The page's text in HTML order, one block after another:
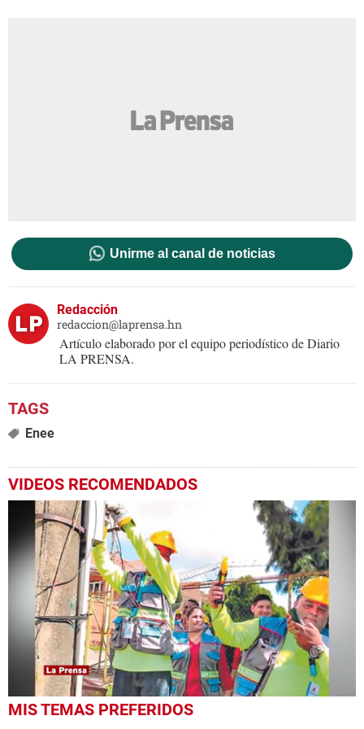
Unirme al canal de noticias
Redacción
redaccion@laprensa.hn
Artículo elaborado por el equipo periodístico de Diario
LA PRENSA.
Enee
VIDEOS RECOMENDADOS
0
seconds
MIS TEMAS PREFERIDOS